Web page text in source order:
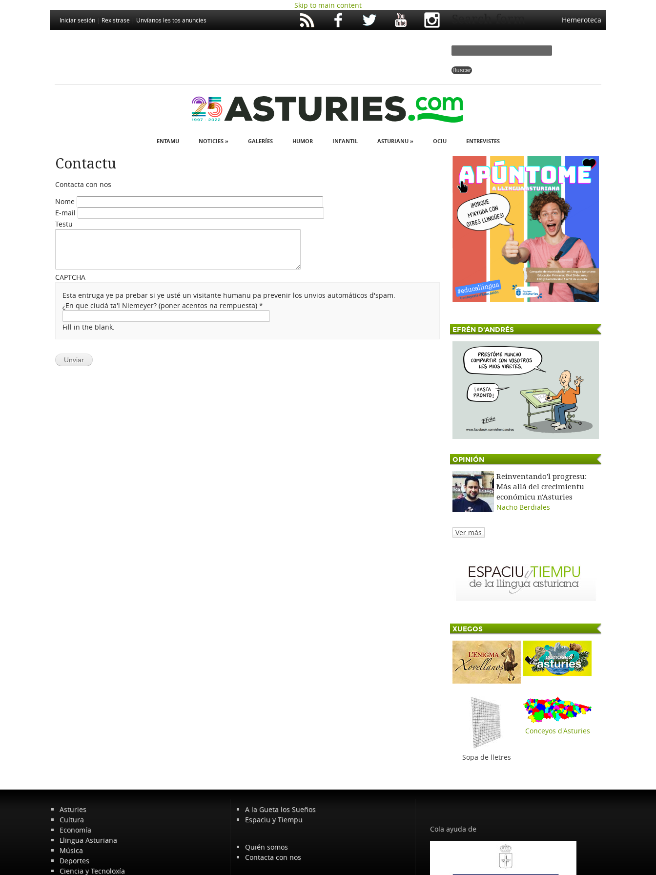
Skip to main content
Iniciar sesión Rexistrase Unvíanos les tos anuncies Hemeroteca
Search form
ENTAMU NOTICIES » GALERÍES HUMOR INFANTIL ASTURIANU » OCIU ENTREVISTES
Contactu
Contacta con nos
Nome
E-mail
Testu
CAPTCHA
Esta entruga ye pa prebar si ye usté un visitante humanu pa prevenir los unvios automáticos d'spam.
¿En que ciudá ta'l Niemeyer? (poner acentos na rempuesta)*
Fill in the blank. EFRÉN D'ANDRÉS
OPINIÓN
Reinventando'l progresu:
Más allá del crecimientu
económicu n'Asturies
Nacho Berdiales
Ver más
XUEGOS
Sopa de lletres
Conceyos d'Asturies
Asturies
Cultura
Economía
Llingua Asturiana
Música
Deportes
Ciencia y Tecnoloxía
A la Gueta los Sueños
Espaciu y Tiempu
Quién somos
Contacta con nos
Cola ayuda de